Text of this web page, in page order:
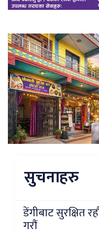
सुचनाहरु
डेंगीबाट सुरक्षित
गरौं